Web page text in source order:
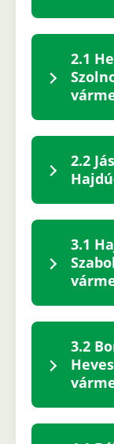
2.1
2.2
3.1
3.2